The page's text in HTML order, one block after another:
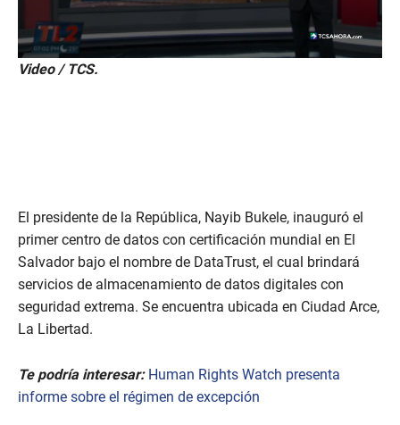
0
s
m
i
n
u
t
e
s
,
2
c
o
n
Video / TCS.
El presidente de la República, Nayib Bukele, inauguró el
primer centro de datos con certificación mundial en El
Salvador bajo el nombre de DataTrust, el cual brindará
servicios de almacenamiento de datos digitales con
seguridad extrema. Se encuentra ubicada en Ciudad Arce,
La Libertad.
Te podría interesar: Human Rights Watch presenta
informe sobre el régimen de excepción